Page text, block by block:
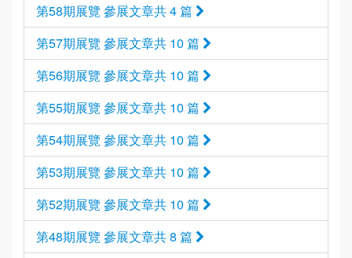
第58期展覽 參展文章共 4 篇
第57期展覽 參展文章共 10 篇
第56期展覽 參展文章共 10 篇
第55期展覽 參展文章共 10 篇
第54期展覽 參展文章共 10 篇
第53期展覽 參展文章共 10 篇
第52期展覽 參展文章共 10 篇
第48期展覽 參展文章共 8 篇